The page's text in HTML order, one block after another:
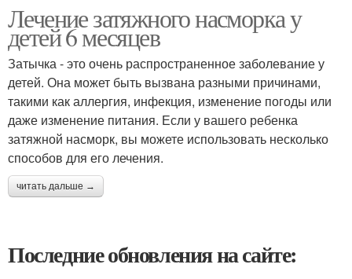
Лечение затяжного насморка у
детей 6 месяцев
Затычка - это очень распространенное заболевание у
детей. Она может быть вызвана разными причинами,
такими как аллергия, инфекция, изменение погоды или
даже изменение питания. Если у вашего ребенка
затяжной насморк, вы можете использовать несколько
способов для его лечения.
читать дальше →
Последние обновления на сайте: